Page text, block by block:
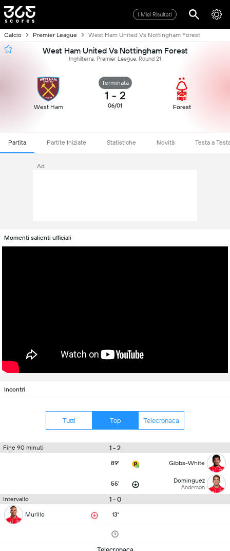
I Miei Risultati
Calcio Premier League West Ham United Vs Nottingham Forest
West Ham United Vs Nottingham Forest
Inghilterra, Premier League, Round 21
West Ham
Terminata
1 - 2
06/01 Forest
Partita Partite Iniziate Statistiche Novità Testa a
Ad
Momenti salienti ufficiali
Incontri
Tutti Top Telecronaca
Fine 90 minuti 1 - 2
89' Gibbs-White
55' Dominguez
Anderson
Intervallo 1 - 0
Murillo 13'
Telecronaca